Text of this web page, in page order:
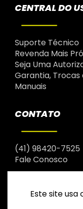
CENTRAL DO
Suporte Técnico
Revenda Mais
Seja Uma
Garantia, Trocas
Manuais
CONTATO
(41) 98420-7525
Fale Conosco
Este site